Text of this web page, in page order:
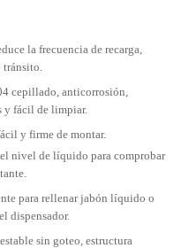
la frecuencia de recarga,
tránsito.
cepillado, anticorrosión,
y fácil de limpiar.
y firme de montar.
nivel de líquido para comprobar
para rellenar jabón líquido o
dispensador.
sin goteo, estructura